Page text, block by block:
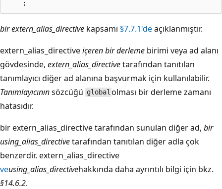
bir extern_alias_directive kapsamı §7.7.1'deaçıklanmıştır.
extern_alias_directiveiçeren bir derleme birimi veya ad alanı
gövdesinde, extern_alias_directivetarafından tanıtılan
tanımlayıcı diğer ad alanına başvurmak için kullanılabilir.
Tanımlayıcınınsözcüğü global olması bir derleme zamanı
hatasıdır.
bir extern_alias_directive tarafından sunulan diğer ad, bir
using_alias_directivetarafından tanıtılan diğer adla çok
benzerdir. extern_alias_directive
veusing_alias_directivehakkında daha ayrıntılı bilgi için bkz.
§14.6.2.